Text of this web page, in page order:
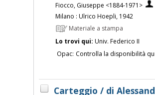
Fiocco, Giuseppe <1884-1971>
Milano : Ulrico Hoepli, 1942
Materiale a stampa
Lo trovi qui: Univ. Federico II
Opac: Controlla la disponibilità
Carteggio / di